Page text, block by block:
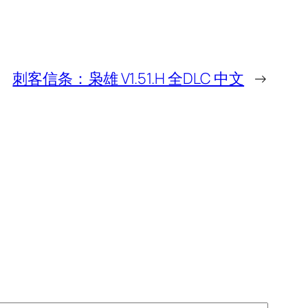
刺客信条：枭雄 V1.51.H 全DLC 中文 →